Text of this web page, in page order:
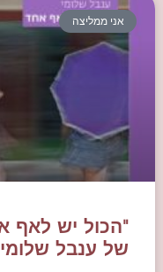
אני ממליצה
"הכול יש לאף
של ענבל שלומי